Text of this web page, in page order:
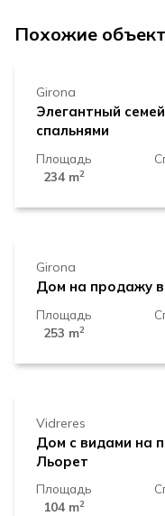
Похожие
325.000 €
Girona
Элегантный
спальнями
Площадь
234 m2
750.000 €
Girona
Дом на продажу
Площадь
253 m2
240.000 €
Vidreres
Дом с видами на
Льорет
Площадь
104 m2